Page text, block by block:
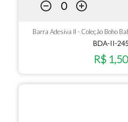
Barra Adesiva II - Coleção Boho
BDA-II-
R$ 1,50